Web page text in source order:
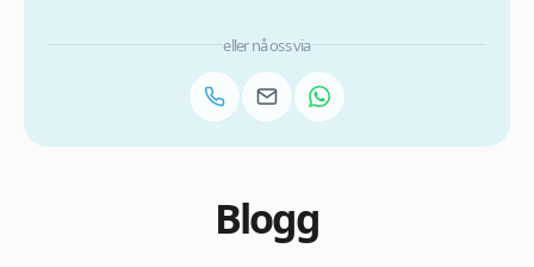
eller nå oss via
Blogg